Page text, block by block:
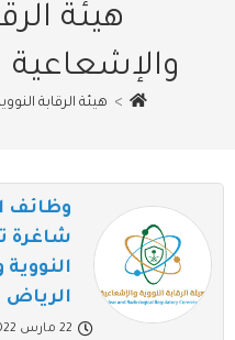
هيئة
والإشعاعية
> هيئة الرقابة
وظائف
شاغرة
الرياض
22 مارس 2022